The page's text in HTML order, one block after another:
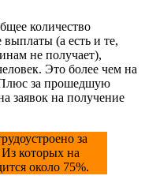
количество
(а есть и те,
не получает),
Это более чем на
за прошедшую
заявок на получение
за
которых на
около 75%.